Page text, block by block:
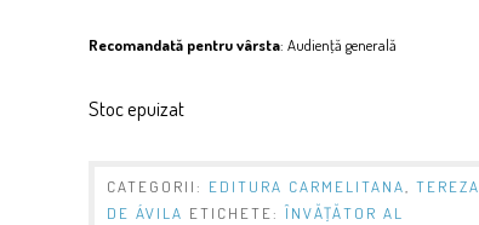
Recomandată pentru vârsta: Audienţă generală
Stoc epuizat
CATEGORII: EDITURA CARMELITANA
TEREZA
DE ÁVILA ETICHETE: ÎNVĂŢĂTOR AL